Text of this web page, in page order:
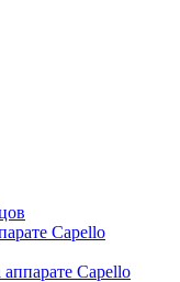
Capello
аппарате Capello